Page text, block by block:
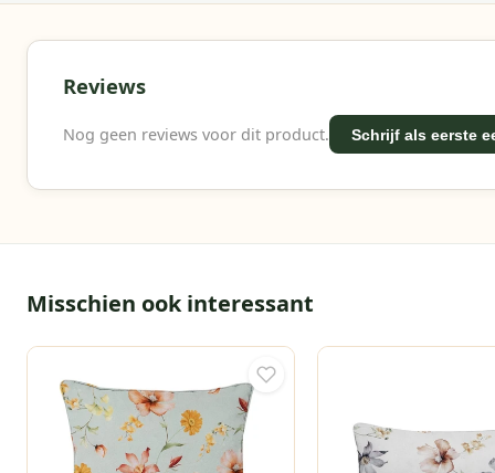
Reviews
Nog geen reviews voor dit product. Schrijf als eerste
Misschien ook interessant